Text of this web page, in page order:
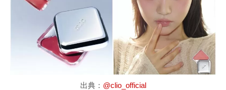
出典： @clio_official